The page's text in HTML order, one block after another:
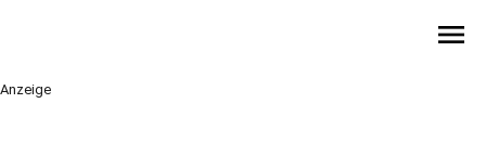
menu
Anzeige